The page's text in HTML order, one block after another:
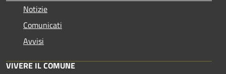
Notizie
Comunicati
Avvisi
VIVERE IL COMUNE